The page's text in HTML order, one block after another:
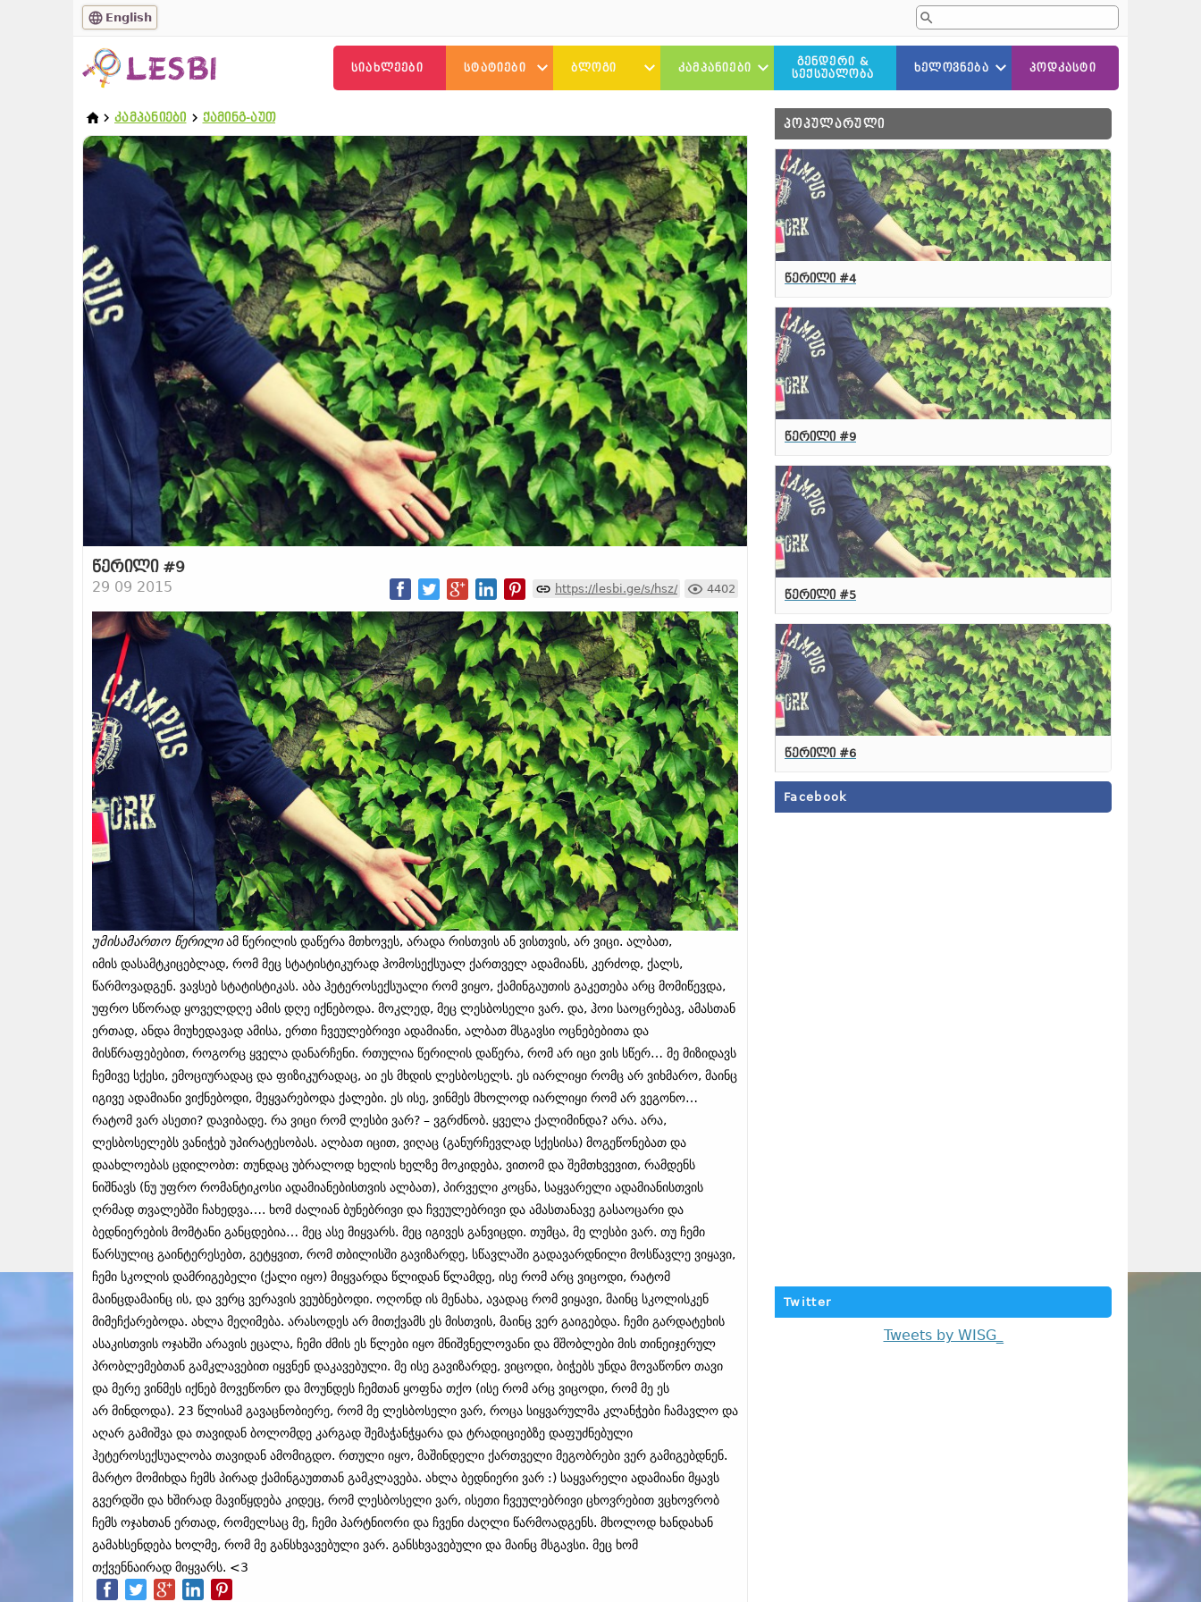
English
ᲡᲘᲐᲮᲚᲔᲔᲑᲘ ᲡᲢᲐᲢᲘᲔᲑᲘ
ᲘᲜᲢᲔᲠᲕᲘᲣ
ᲑᲘᲝᲒᲠᲐᲤᲘᲔᲑᲘ
ᲑᲚᲝᲒᲘ
ᲐᲜᲘᲙᲝᲡ ᲑᲚᲝᲒᲘ
ᲢᲠᲐᲜᲡ ᲐᲛᲑᲔᲑᲘ
ᲜᲘᲐᲡ ᲑᲚᲝᲒᲘ
ᲡᲐᲤᲝᲡ ᲓᲦᲘᲣᲠᲔᲑᲘ
ᲜᲣᲙᲠᲘᲡ ᲑᲚᲝᲒᲘ
ᲡᲥᲐᲘᲤᲝᲚᲘᲡ ᲩᲐᲜᲐᲬᲔᲠᲔᲑᲘ
ᲡᲐᲜᲓᲠᲝᲡ ᲑᲚᲝᲒᲘ
ᲙᲐᲛᲞᲐᲜᲘᲔᲑᲘ
16 ᲓᲦᲔ
ᲢᲠᲐᲜᲡ
ᲥᲐᲛᲘᲜᲒ-ᲐᲣᲗ
ᲒᲔᲜᲓᲔᲠᲘ &
ᲡᲔᲥᲡᲣᲐᲚᲝᲑᲐ
ᲮᲔᲚᲝᲕᲜᲔᲑᲐ
ᲚᲘᲢᲔᲠᲐᲢᲣᲠᲐ
ᲛᲣᲡᲘᲙᲐ
ᲛᲮᲐᲢᲕᲠᲝᲑᲐ/ᲤᲝᲢᲝᲒᲠᲐᲤᲘᲐ
ᲞᲝᲓᲙᲐᲡᲢᲘ
ᲙᲐᲛᲞᲐᲜᲘᲔᲑᲘ ᲥᲐᲛᲘᲜᲒ-ᲐᲣᲗ
წერილი #9
29 09 2015 https://lesbi.ge/s/hsz/ 4402
უმისამართო წერილიამ წერილის დაწერა მთხოვეს, არადა რისთვის ან ვისთვის, არ ვიცი. ალბათ,
იმის დასამტკიცებლად, რომ მეც სტატისტიკურად ჰომოსექსუალ ქართველ ადამიანს, კერძოდ, ქალს,
წარმოვადგენ. ვავსებ სტატისტიკას. აბა ჰეტეროსექსუალი რომ ვიყო, ქამინგაუთის გაკეთება არც მომიწევდა,
უფრო სწორად ყოველდღე ამის დღე იქნებოდა. მოკლედ, მეც ლესბოსელი ვარ. და, ჰოი საოცრებავ, ამასთან
ერთად, ანდა მიუხედავად ამისა, ერთი ჩვეულებრივი ადამიანი, ალბათ მსგავსი ოცნებებითა და
მისწრაფებებით, როგორც ყველა დანარჩენი. რთულია წერილის დაწერა, რომ არ იცი ვის სწერ… მე მიზიდავს
ჩემივე სქესი, ემოციურადაც და ფიზიკურადაც, აი ეს მხდის ლესბოსელს. ეს იარლიყი რომც არ ვიხმარო, მაინც
იგივე ადამიანი ვიქნებოდი, მეყვარებოდა ქალები. ეს ისე, ვინმეს მხოლოდ იარლიყი რომ არ ვეგონო…
რატომ ვარ ასეთი? დავიბადე. რა ვიცი რომ ლესბი ვარ? – ვგრძნობ. ყველა ქალიმინდა? არა. არა,
ლესბოსელებს ვანიჭებ უპირატესობას. ალბათ იცით, ვიღაც (განურჩევლად სქესისა) მოგეწონებათ და
დაახლოებას ცდილობთ: თუნდაც უბრალოდ ხელის ხელზე მოკიდება, ვითომ და შემთხვევით, რამდენს
ნიშნავს (ნუ უფრო რომანტიკოსი ადამიანებისთვის ალბათ), პირველი კოცნა, საყვარელი ადამიანისთვის
ღრმად თვალებში ჩახედვა…. ხომ ძალიან ბუნებრივი და ჩვეულებრივი და ამასთანავე გასაოცარი და
ბედნიერების მომტანი განცდებია… მეც ასე მიყვარს. მეც იგივეს განვიცდი. თუმცა, მე ლესბი ვარ. თუ ჩემი
წარსულიც გაინტერესებთ, გეტყვით, რომ თბილისში გავიზარდე, სწავლაში გადავარდნილი მოსწავლე ვიყავი,
ჩემი სკოლის დამრიგებელი (ქალი იყო) მიყვარდა წლიდან წლამდე, ისე რომ არც ვიცოდი, რატომ
მაინცდამაინც ის, და ვერც ვერავის ვეუბნებოდი. ოღონდ ის მენახა, ავადაც რომ ვიყავი, მაინც სკოლისკენ
მიმეჩქარებოდა. ახლა მეღიმება. არასოდეს არ მითქვამს ეს მისთვის, მაინც ვერ გაიგებდა. ჩემი გარდატეხის
ასაკისთვის ოჯახში არავის ეცალა, ჩემი ძმის ეს წლები იყო მნიშვნელოვანი და მშობლები მის თინეიჯერულ
პრობლემებთან გამკლავებით იყვნენ დაკავებული. მე ისე გავიზარდე, ვიცოდი, ბიჭებს უნდა მოვაწონო თავი
და მერე ვინმეს იქნებ მოვეწონო და მოუნდეს ჩემთან ყოფნა თქო (ისე რომ არც ვიცოდი, რომ მე ეს
არ მინდოდა). 23 წლისამ გავაცნობიერე, რომ მე ლესბოსელი ვარ, როცა სიყვარულმა კლანჭები ჩამავლო და
აღარ გამიშვა და თავიდან ბოლომდე კარგად შემაჭანჭყარა და ტრადიციებზე დაფუძნებული
ჰეტეროსექსუალობა თავიდან ამომიგდო. რთული იყო, მაშინდელი ქართველი მეგობრები ვერ გამიგებდნენ.
მარტო მომიხდა ჩემს პირად ქამინგაუთთან გამკლავება. ახლა ბედნიერი ვარ :) საყვარელი ადამიანი მყავს
გვერდში და ხშირად მავიწყდება კიდეც, რომ ლესბოსელი ვარ, ისეთი ჩვეულებრივი ცხოვრებით ვცხოვრობ
ჩემს ოჯახთან ერთად, რომელსაც მე, ჩემი პარტნიორი და ჩვენი ძაღლი წარმოადგენს. მხოლოდ ხანდახან
გამახსენდება ხოლმე, რომ მე განსხვავებული ვარ. განსხვავებული და მაინც მსგავსი. მეც ხომ
თქვენნაირად მიყვარს. <3
ᲞᲝᲞᲣᲚᲐᲠᲣᲚᲘ
წერილი #4
წერილი #9
წერილი #5
წერილი #6
Facebook
Twitter
Tweets by WISG_